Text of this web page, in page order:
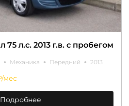
75 л.с. 2013 г.в. с пробегом
Механика Передний 2013
мес
Подробнее